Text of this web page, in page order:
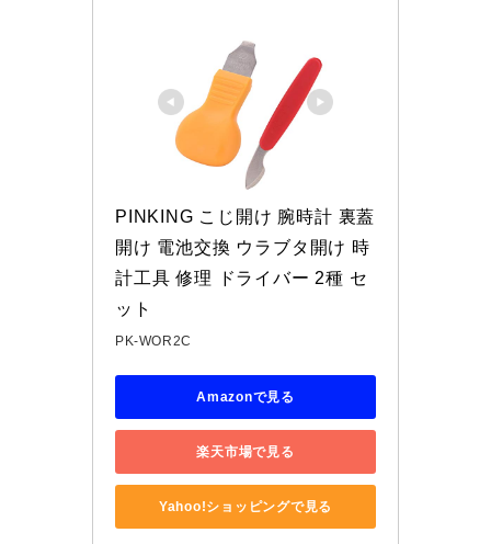
PINKING こじ開け 腕時計 裏蓋
開け 電池交換 ウラブタ開け 時
計工具 修理 ドライバー 2種 セ
ット
PK-WOR2C
Amazonで見る
楽天市場で見る
Yahoo!ショッピングで見る